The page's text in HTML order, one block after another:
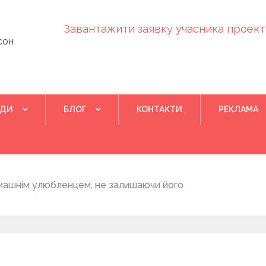
Завантажити заявку учасника
БЛОГ КОНТАКТИ РЕКЛАМА
улюбленцем, не залишаючи його